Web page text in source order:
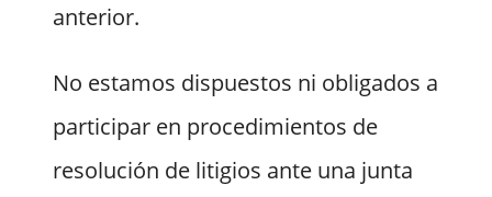
anterior.
No estamos dispuestos ni obligados a
participar en procedimientos de
resolución de litigios ante una junta